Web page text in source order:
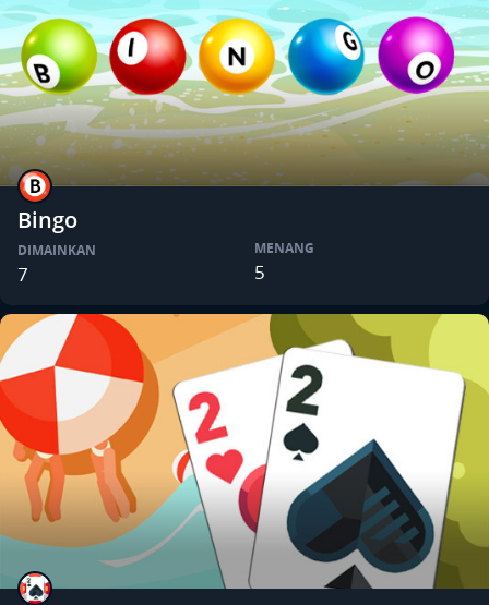
Bingo
DIMAINKAN
7
MENANG
5